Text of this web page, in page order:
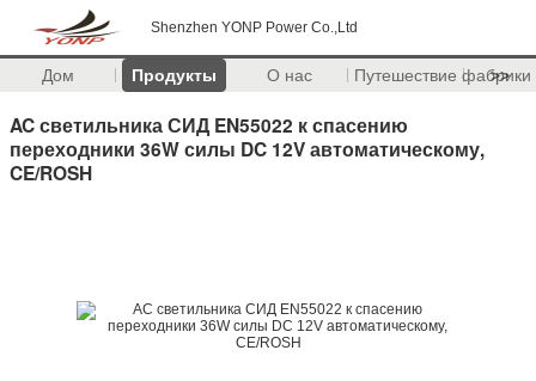
Shenzhen YONP Power Co.,Ltd
Дом Продукты О нас Путешествие фабрики
>>
AC светильника СИД EN55022 к спасению
переходники 36W силы DC 12V автоматическому,
CE/ROSH